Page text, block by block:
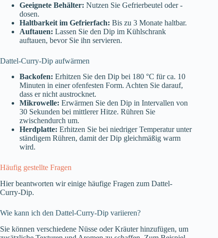
Geeignete Behälter: Nutzen Sie Gefrierbeutel oder -
dosen.
Haltbarkeit im Gefrierfach: Bis zu 3 Monate haltbar.
Auftauen: Lassen Sie den Dip im Kühlschrank
auftauen, bevor Sie ihn servieren.
Dattel-Curry-Dip aufwärmen
Backofen: Erhitzen Sie den Dip bei 180 °C für ca. 10
Minuten in einer ofenfesten Form. Achten Sie darauf,
dass er nicht austrocknet.
Mikrowelle: Erwärmen Sie den Dip in Intervallen von
30 Sekunden bei mittlerer Hitze. Rühren Sie
zwischendurch um.
Herdplatte: Erhitzen Sie bei niedriger Temperatur unter
ständigem Rühren, damit der Dip gleichmäßig warm
wird.
Häufig gestellte Fragen
Hier beantworten wir einige häufige Fragen zum Dattel-
Curry-Dip.
Wie kann ich den Dattel-Curry-Dip variieren?
Sie können verschiedene Nüsse oder Kräuter hinzufügen, um